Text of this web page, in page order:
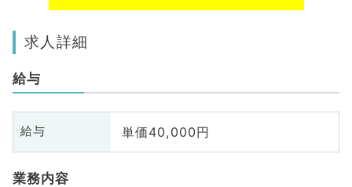
求人詳細
給与
給与 単価40,000円
業務内容